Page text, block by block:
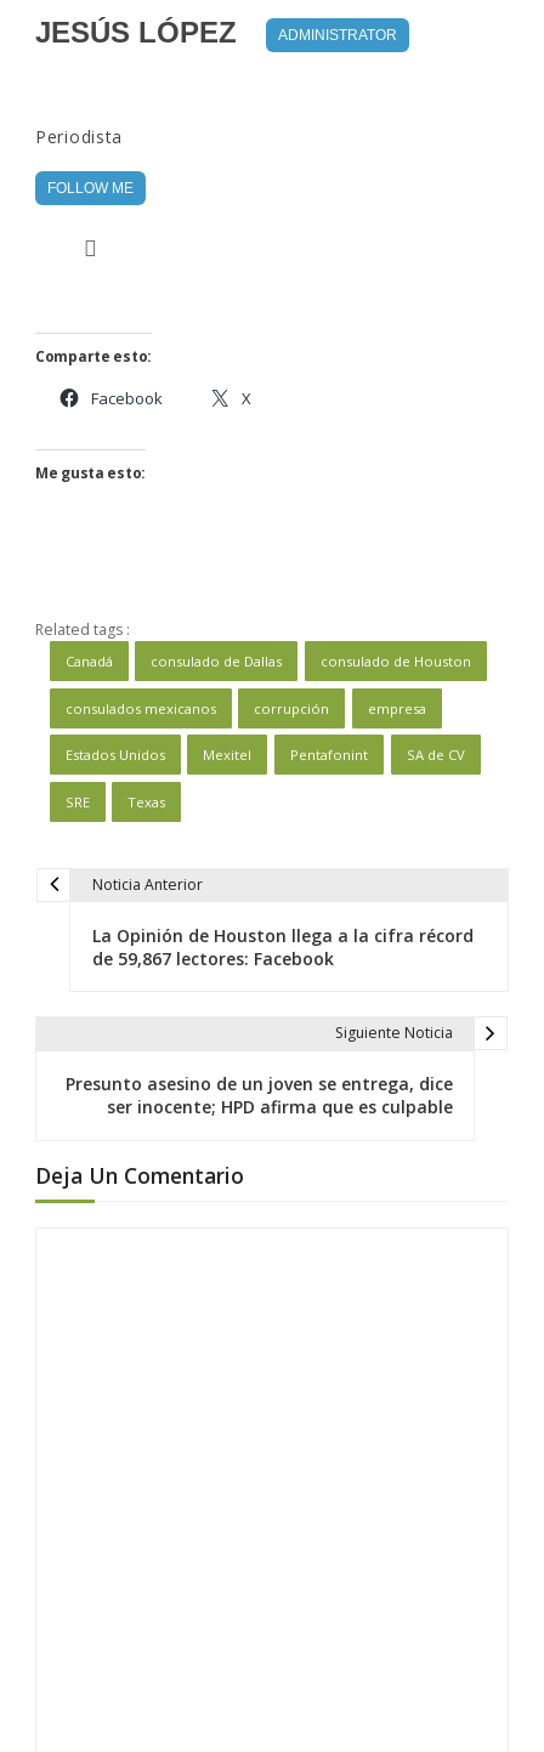
JESÚS LÓPEZ ADMINISTRATOR
Periodista
FOLLOW ME
Comparte esto:
Facebook X
Me gusta esto:
Related tags :
Canadá consulado de Dallas consulado de Houston
consulados mexicanos corrupción empresa
Estados Unidos Mexitel Pentafonint SA de CV
SRE Texas
N
n
d
Noticia Anterior
La Opinión de Houston llega a la cifra récord
de 59,867 lectores: Facebook
Siguiente Noticia
Presunto asesino de un joven se entrega, dice
ser inocente; HPD afirma que es culpable
Deja Un Comentario